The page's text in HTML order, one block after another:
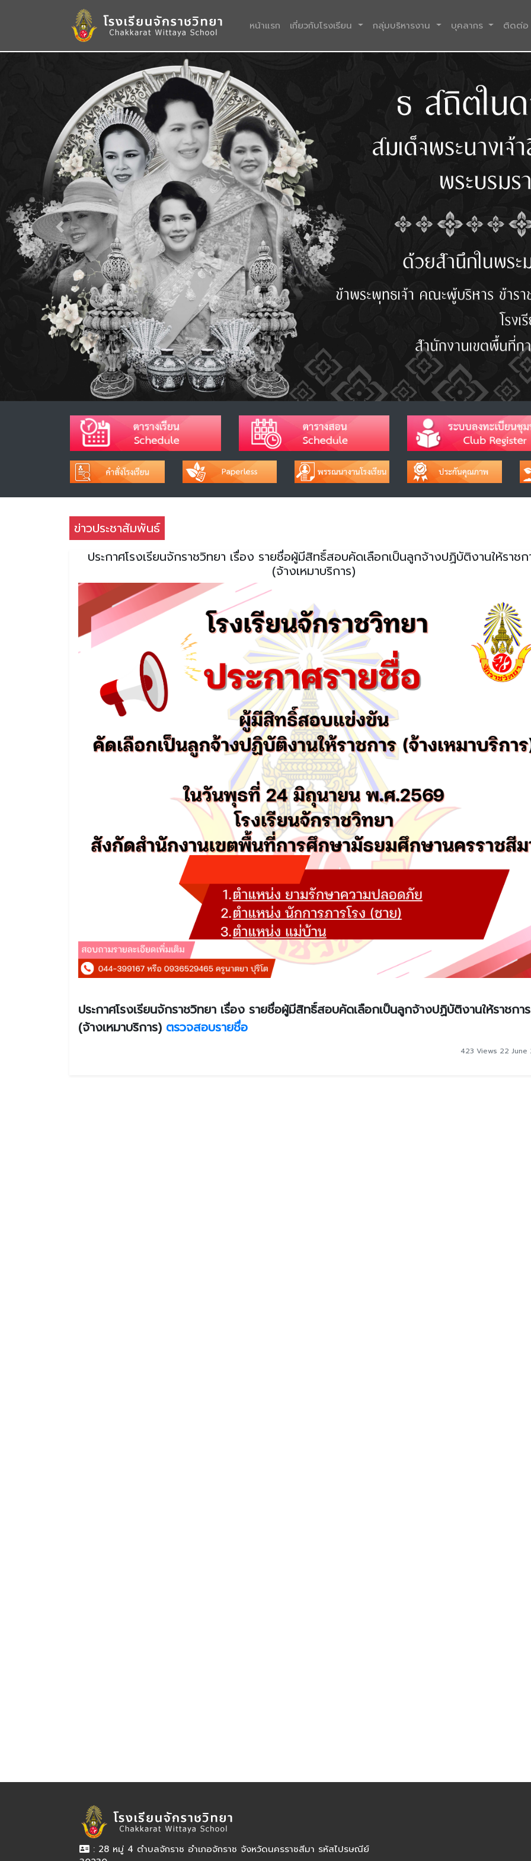
หน้าแรก (current)
เกี่ยวกับโรงเรียน กลุ่มบริหารงาน บุคลากร ติดต่อ
Previous
ข่าวประชาสัมพันธ์
ประกาศโรงเรียนจักราชวิทยา เรื่อง รายชื่อผู้มีสิทธิ์สอบคัดเลือกเป็นลูกจ้างปฏิบัติงานให้ราชก
(จ้างเหมาบริการ)
ประกาศโรงเรียนจักราชวิทยา เรื่อง รายชื่อผู้มีสิทธิ์สอบคัดเลือกเป็นลูกจ้างปฏิบัติงานให้ราชการ
(จ้างเหมาบริการ) ตรวจสอบรายชื่อ
423 Views 22
: 28 หมู่ 4 ตำบลจักราช อำเภอจักราช จังหวัดนครราชสีมา รหัสไปรษณีย์